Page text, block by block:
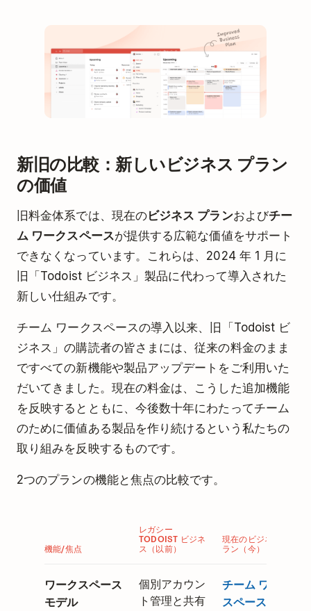
新旧の比較：新しいビジネス プラン
の価値
旧料金体系では、現在のビジネス プランおよびチー
ム ワークスペースが提供する広範な価値をサポート
できなくなっています。これらは、2024 年 1 月に
旧「Todoist ビジネス」製品に代わって導入された
新しい仕組みです。
チーム ワークスペースの導入以来、旧「Todoist ビ
ジネス」の購読者の皆さまには、従来の料金のまま
ですべての新機能や製品アップデートをご利用いた
だいてきました。現在の料金は、こうした追加機能
を反映するとともに、今後数十年にわたってチーム
のために価値ある製品を作り続けるという私たちの
取り組みを反映するものです。
2つのプランの機能と焦点の比較です。
機能/焦点
レガシー
TODOIST ビジネ
ス（以前）
現在のビジネスプ
ラン（今）
ワークスペース
モデル
個別アカウン
ト管理と共有
チーム ワーク
スペース